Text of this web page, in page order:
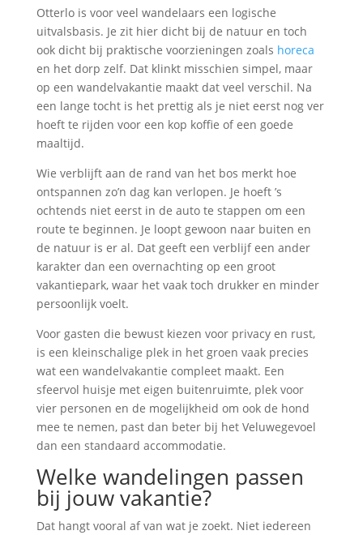
Otterlo is voor veel wandelaars een logische
uitvalsbasis. Je zit hier dicht bij de natuur en toch
ook dicht bij praktische voorzieningen zoals horeca
en het dorp zelf. Dat klinkt misschien simpel, maar
op een wandelvakantie maakt dat veel verschil. Na
een lange tocht is het prettig als je niet eerst nog ver
hoeft te rijden voor een kop koffie of een goede
maaltijd.
Wie verblijft aan de rand van het bos merkt hoe
ontspannen zo’n dag kan verlopen. Je hoeft ’s
ochtends niet eerst in de auto te stappen om een
route te beginnen. Je loopt gewoon naar buiten en
de natuur is er al. Dat geeft een verblijf een ander
karakter dan een overnachting op een groot
vakantiepark, waar het vaak toch drukker en minder
persoonlijk voelt.
Voor gasten die bewust kiezen voor privacy en rust,
is een kleinschalige plek in het groen vaak precies
wat een wandelvakantie compleet maakt. Een
sfeervol huisje met eigen buitenruimte, plek voor
vier personen en de mogelijkheid om ook de hond
mee te nemen, past dan beter bij het Veluwegevoel
dan een standaard accommodatie.
Welke wandelingen passen
bij jouw vakantie?
Dat hangt vooral af van wat je zoekt. Niet iedereen